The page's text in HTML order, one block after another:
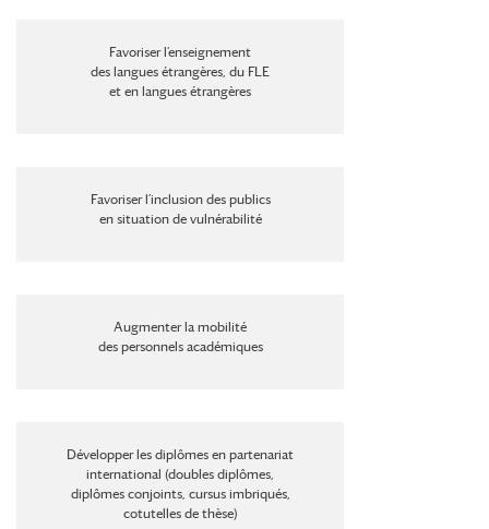
Favoriser l’enseignement
des langues étrangères, du FLE
et en langues étrangères
Favoriser l’inclusion des publics
en situation de vulnérabilité
Augmenter la mobilité
des personnels académiques
Développer les diplômes en partenariat
international (doubles diplômes,
diplômes conjoints, cursus imbriqués,
cotutelles de thèse)